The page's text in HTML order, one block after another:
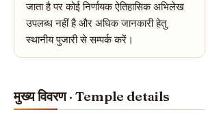
जाता है पर कोई निर्णायक ऐतिहासिक अभिलेख
उपलब्ध नहीं है और अधिक जानकारी हेतु
स्थानीय पुजारी से सम्पर्क करें।
मुख्य विवरण · Temple details